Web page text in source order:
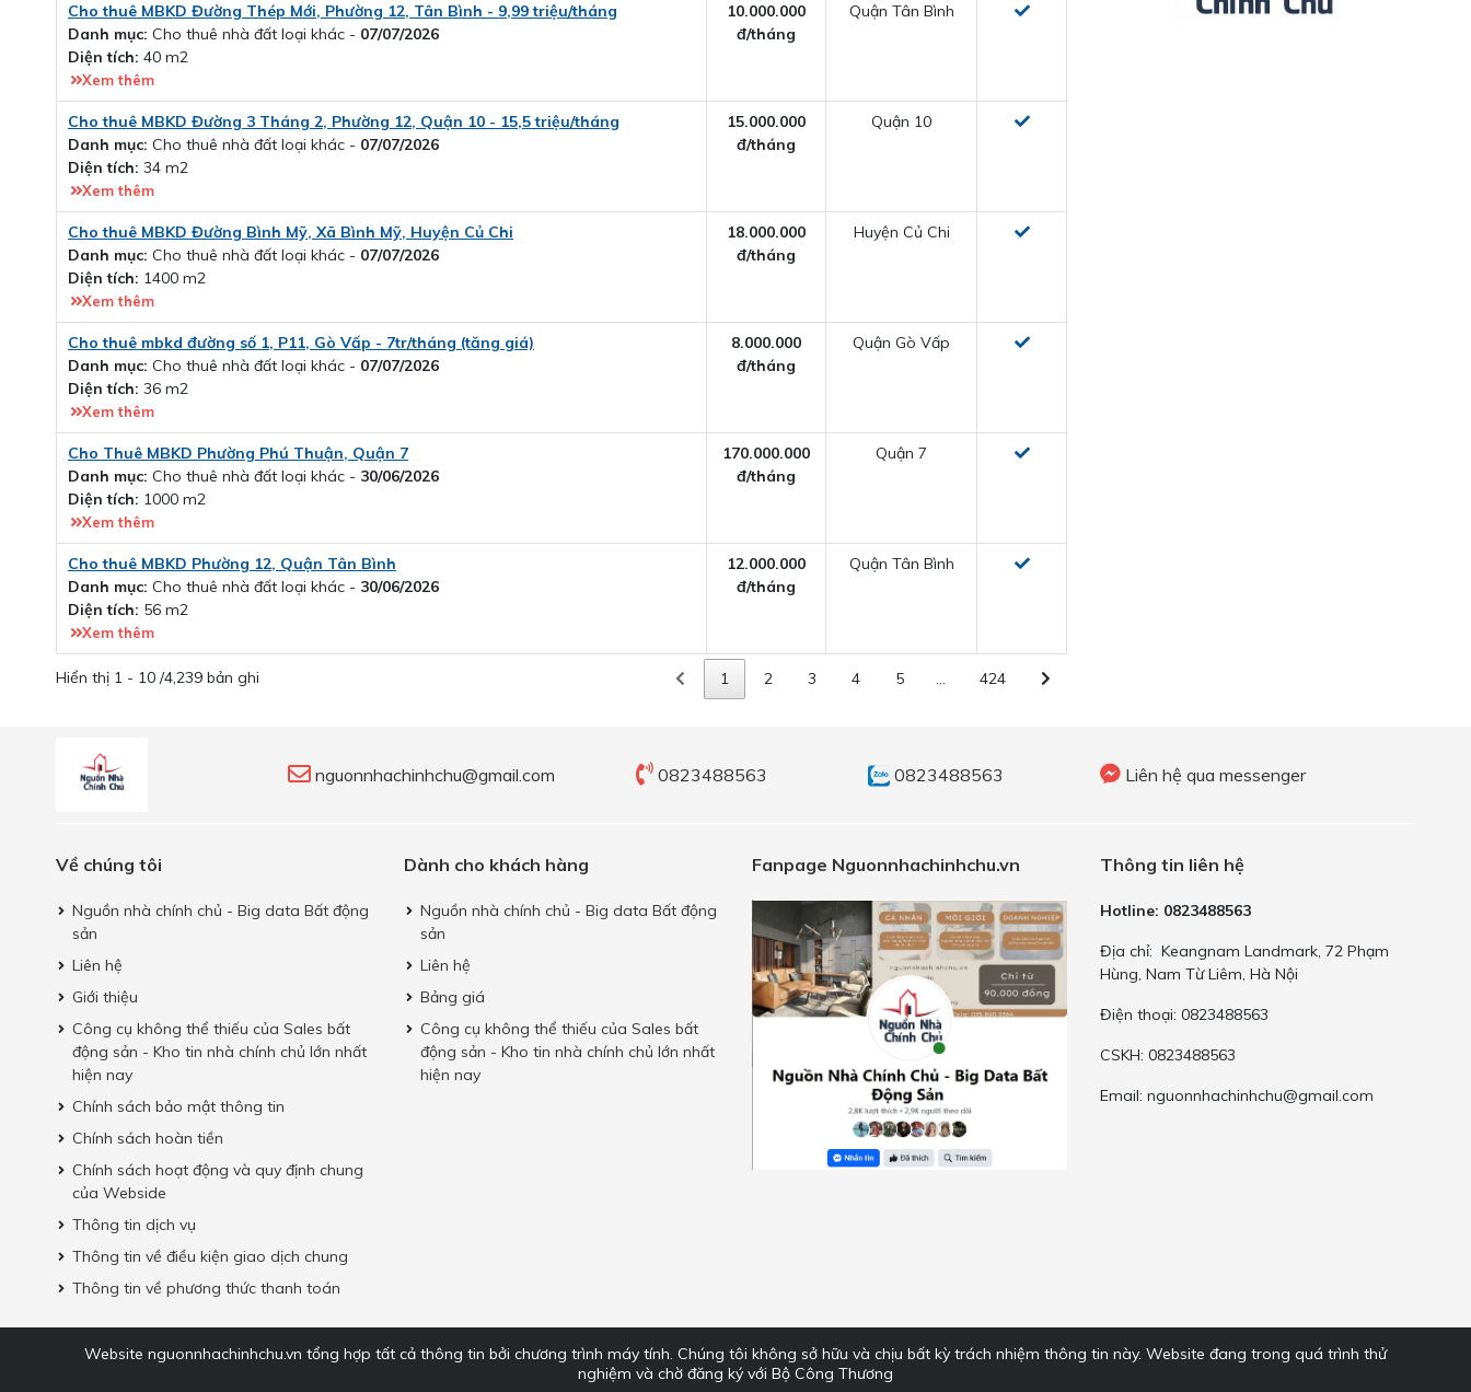
Cho thuê MBKD Đường Thép Mới, Phường 12, Tân Bình - 9,99 triệu/tháng
Danh mục: Cho thuê nhà đất loại khác - 07/07/2026
Diện tích: 40 m2
Xem thêm
10.000.000
đ/tháng
Quận Tân Bình
Cho thuê MBKD Đường 3 Tháng 2, Phường 12, Quận 10 - 15,5 triệu/tháng
Danh mục: Cho thuê nhà đất loại khác - 07/07/2026
Diện tích: 34 m2
Xem thêm
15.000.000
đ/tháng
Quận 10
Cho thuê MBKD Đường Bình Mỹ, Xã Bình Mỹ, Huyện Củ Chi
Danh mục: Cho thuê nhà đất loại khác - 07/07/2026
Diện tích: 1400 m2
Xem thêm
18.000.000
đ/tháng
Huyện Củ Chi
Cho thuê mbkd đường số 1, P11, Gò Vấp - 7tr/tháng (tăng giá)
Danh mục: Cho thuê nhà đất loại khác - 07/07/2026
Diện tích: 36 m2
Xem thêm
8.000.000
đ/tháng
Quận Gò Vấp
Cho Thuê MBKD Phường Phú Thuận, Quận 7
Danh mục: Cho thuê nhà đất loại khác - 30/06/2026
Diện tích: 1000 m2
Xem thêm
170.000.000
đ/tháng
Quận 7
Cho thuê MBKD Phường 12, Quận Tân Bình
Danh mục: Cho thuê nhà đất loại khác - 30/06/2026
Diện tích: 56 m2
Xem thêm
12.000.000
đ/tháng
Quận Tân Bình
Hiển thị 1 - 10 /4,239 bản ghi 1 2 3 4 5 424
nguonnhachinhchu@gmail.com 0823488563 0823488563 Liên hệ qua messenger
Về chúng tôi
Nguồn nhà chính chủ - Big data Bất động
sản
Liên hệ
Giới thiệu
Công cụ không thể thiếu của Sales bất
động sản - Kho tin nhà chính chủ lớn nhất
hiện nay
Chính sách bảo mật thông tin
Chính sách hoàn tiền
Chính sách hoạt động và quy định chung
của Webside
Thông tin dịch vụ
Thông tin về điều kiện giao dịch chung
Thông tin về phương thức thanh toán
Dành cho khách hàng
Nguồn nhà chính chủ - Big data Bất động
sản
Liên hệ
Bảng giá
Công cụ không thể thiếu của Sales bất
động sản - Kho tin nhà chính chủ lớn nhất
hiện nay
Fanpage Nguonnhachinhchu.vn Thông tin liên hệ
Hotline: 0823488563
Địa chỉ: Keangnam Landmark, 72 Phạm
Hùng, Nam Từ Liêm, Hà Nội
Điện thoại: 0823488563
CSKH: 0823488563
Email: nguonnhachinhchu@gmail.com
Website nguonnhachinhchu.vn tổng hợp tất cả thông tin bởi chương trình máy tính. Chúng tôi không sở hữu và chịu bất kỳ trách nhiệm thông tin này. Website đang trong quá trình thử
nghiệm và chờ đăng ký với Bộ Công Thương